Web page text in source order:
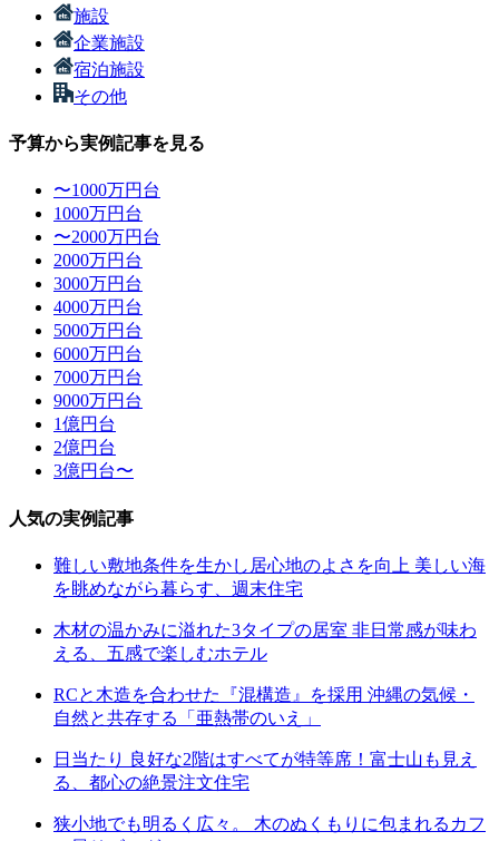
施設
企業施設
宿泊施設
その他
予算から実例記事を見る
〜1000万円台
1000万円台
〜2000万円台
2000万円台
3000万円台
4000万円台
5000万円台
6000万円台
7000万円台
9000万円台
1億円台
2億円台
3億円台〜
人気の実例記事
難しい敷地条件を生かし居心地のよさを向上 美しい海
を眺めながら暮らす、週末住宅
木材の温かみに溢れた3タイプの居室 非日常感が味わ
える、五感で楽しむホテル
RCと木造を合わせた『混構造』を採用 沖縄の気候・
自然と共存する「亜熱帯のいえ」
日当たり 良好な2階はすべてが特等席！富士山も見え
る、都心の絶景注文住宅
狭小地でも明るく広々。 木のぬくもりに包まれるカフ